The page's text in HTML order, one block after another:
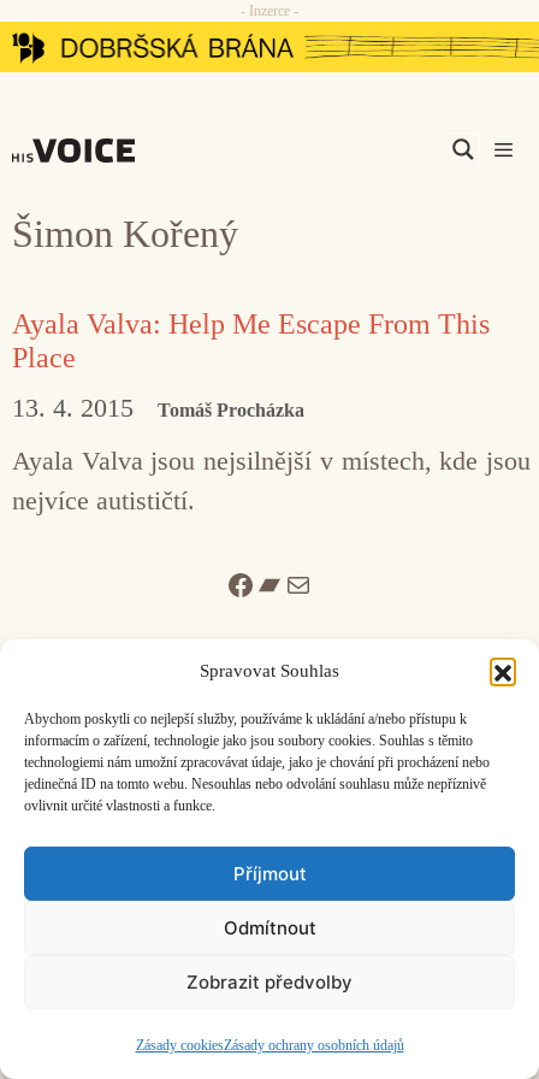
Spravovat Souhlas
Abychom poskytli co nejlepší služby, používáme k ukládání a/nebo přístupu k
informacím o zařízení, technologie jako jsou soubory cookies. Souhlas s těmito
technologiemi nám umožní zpracovávat údaje, jako je chování při procházení nebo
jedinečná ID na tomto webu. Nesouhlas nebo odvolání souhlasu může nepříznivě
ovlivnit určité vlastnosti a funkce.
Příjmout
Odmítnout
Zobrazit předvolby
Zásady cookiesZásady ochrany osobních údajů
Přeskočit
na
- Inzerce -
Šimon Kořený
Ayala Valva: Help Me Escape From This
Place
13. 4. 2015 Tomáš Procházka
Ayala Valva jsou nejsilnější v místech, kde jsou
nejvíce autističtí.
Facebook
Bandcamp
Mail
ČASOPIS O JINÉ HUDBĚ | vydáváHudební informační středisko
založeno 2001 | Kontaktujte nás: info@hisvoice.cz
©2026 HISvoice – design a admin
Atelier Dokument